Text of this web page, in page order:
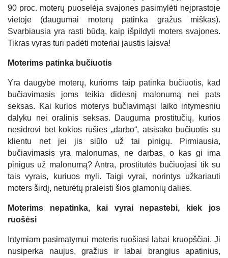
90 proc. moterų puoselėja svajones pasimylėti neįprastoje
vietoje (daugumai moterų patinka gražus miškas).
Svarbiausia yra rasti būdą, kaip išpildyti moters svajones.
Tikras vyras turi padėti moteriai jaustis laisva!
Moterims patinka bučiuotis
Yra daugybė moterų, kurioms taip patinka bučiuotis, kad
bučiavimasis joms teikia didesnį malonumą nei pats
seksas. Kai kurios moterys bučiavimąsi laiko intymesniu
dalyku nei oralinis seksas. Dauguma prostitučių, kurios
nesidrovi bet kokios rūšies „darbo“, atsisako bučiuotis su
klientu net jei jis siūlo už tai pinigų. Pirmiausia,
bučiavimasis yra malonumas, ne darbas, o kas gi ima
pinigus už malonumą? Antra, prostitutės bučiuojasi tik su
tais vyrais, kuriuos myli. Taigi vyrai, norintys užkariauti
moters širdį, neturėtų praleisti šios glamonių dalies.
Moterims nepatinka, kai vyrai nepastebi, kiek jos
ruošėsi
Intymiam pasimatymui moteris ruošiasi labai kruopščiai. Ji
nusiperka naujus, gražius ir labai brangius apatinius,